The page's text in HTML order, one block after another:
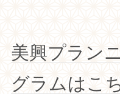
美興プラン
グラムはこ